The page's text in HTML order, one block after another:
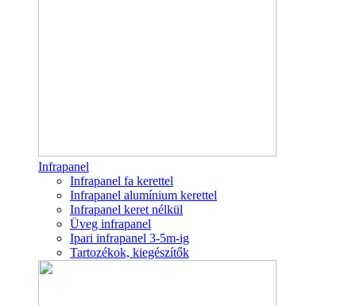
Infrapanel
Infrapanel fa kerettel
Infrapanel alumínium kerettel
Infrapanel keret nélkül
Üveg infrapanel
Ipari infrapanel 3-5m-ig
Tartozékok, kiegészítők